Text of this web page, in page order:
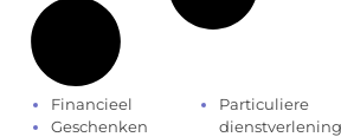
Financieel
Geschenken
Particuliere
dienstverlening